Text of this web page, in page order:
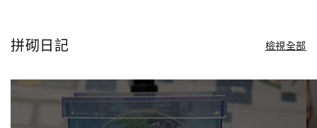
拼砌日記 檢視全部